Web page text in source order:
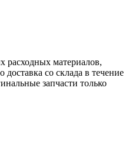
расходных материалов,
доставка со склада в течение
запчасти только